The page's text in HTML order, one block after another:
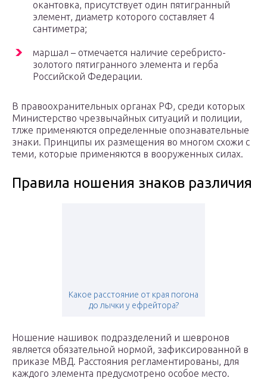
окантовка, присутствует один пятигранный
элемент, диаметр которого составляет 4
сантиметра;
маршал – отмечается наличие серебристо-
золотого пятигранного элемента и герба
Российской Федерации.
В правоохранительных органах РФ, среди которых
Министерство чрезвычайных ситуаций и полиции,
тлже применяются определенные опознавательные
знаки. Принципы их размещения во многом схожи с
теми, которые применяются в вооруженных силах.
Правила ношения знаков различия
Какое расстояние от края погона
до лычки у ефрейтора?
Ношение нашивок подразделений и шевронов
является обязательной нормой, зафиксированной в
приказе МВД. Расстояния регламентированы, для
каждого элемента предусмотрено особое место.